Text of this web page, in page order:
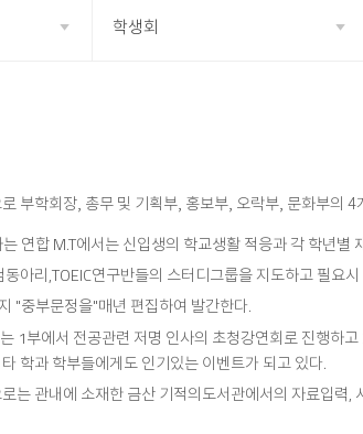
학생회
부학회장, 총무 및 기획부, 홍보부, 오락부, 문화부의
연합 M.T에서는 신입생의 학교생활 적응과 각 학년
동아리,TOEIC연구반들의 스터디그룹을 지도하고 필요
"중부문정을"매년 편집하여 발간한다.
1부에서 전공관련 저명 인사의 초청강연회로 진행하
학과 학부들에게도 인기있는 이벤트가 되고 있다.
는 관내에 소재한 금산 기적의도서관에서의 자료입력